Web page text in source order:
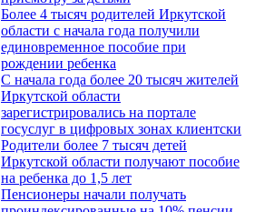
Более 4 тысяч родителей Иркутской
области с начала года получили
единовременное пособие при
рождении ребенка
С начала года более 20 тысяч жителей
Иркутской области
зарегистрировались на портале
госуслуг в цифровых зонах клиентски
Родители более 7 тысяч детей
Иркутской области получают пособие
на ребенка до 1,5 лет
Пенсионеры начали получать